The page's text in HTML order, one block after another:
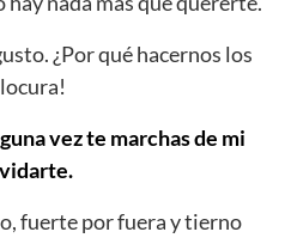
¿Por qué hacernos los
vez te marchas de mi
fuerte por fuera y tierno